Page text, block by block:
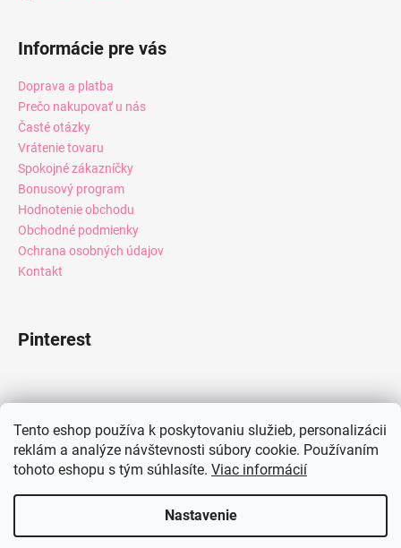
Tento eshop používa k poskytovaniu služieb, personalizácii
reklám a analýze návštevnosti súbory cookie. Používaním
tohoto eshopu s tým súhlasíte. Viac informácií
Nastavenie
Informácie pre vás
Doprava a platba
Prečo nakupovať u nás
Časté otázky
Vrátenie tovaru
Spokojné zákazníčky
Bonusový program
Hodnotenie obchodu
Obchodné podmienky
Ochrana osobných údajov
Kontakt
Pinterest
Instagram